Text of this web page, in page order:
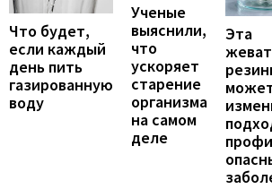
Что будет,
если каждый
день пить
газированную
воду
Ученые
выяснили,
что
ускоряет
старение
организма
на самом
деле
Эта